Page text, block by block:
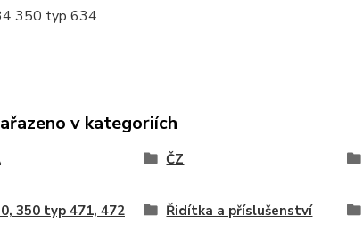
350 typ 634
v kategoriích
ČZ
350 typ 471, 472
Řidítka a příslušenství